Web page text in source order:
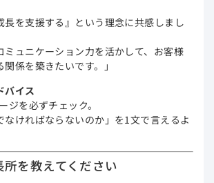
長を支援する』という理念に共感しまし
ミュニケーション力を活かして、お客様
係を築きたいです。」
バイス
ジを必ずチェック。
なければならないのか」を1文で言えるよ
を教えてください